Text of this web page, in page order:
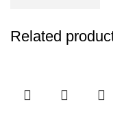
Related